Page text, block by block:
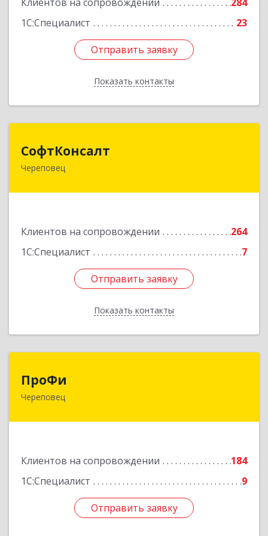
1С:Специалист
23
Отправить заявку
Показать контакты
Отправить заявку
Назад
СофтКонсалт
Череповец
Клиентов на сопровождении
264
1С:Специалист
7
Отправить заявку
Показать контакты
162614, Вологодская обл, Череповец г,
Отправить заявку
Назад
ПроФи
Череповец
Клиентов на сопровождении
184
1С:Специалист
9
Отправить заявку
162602, Вологодская обл, Череповец г,
Отправить заявку